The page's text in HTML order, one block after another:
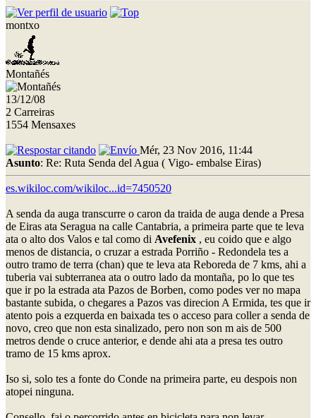
montxo
Montañés
13/12/08
2 Carreiras
1554 Mensaxes
Mér, 23 Nov 2016, 11:44
Asunto: Re: Ruta Senda del Agua ( Vigo- embalse Eiras)
es.wikiloc.com/wikiloc...id=7450520
A senda da auga transcurre o caron da traida de auga dende a Presa
de Eiras ata Seragua na calle Cantabria, a primeira parte que te leva
ata o alto dos Valos e tal como di Avefenix , eu coido que e algo
menos de distancia, o cruzar a estrada Porriño - Redondela tes a
outro tramo de terra (chan) que te leva ata Reboreda de 7 kms, ahi a
tuberia vai subterranea ata o outro lado da montaña, po lo que tes
que ir po la estrada ata Pazos de Borben, como podes ver no mapa
bastante subida, o chegares a Pazos vas direcion A Ermida, tes que ir
atento pois a ezquerda en baixada tes o acceso para coller a senda de
novo, creo que non esta sinalizado, pero non son m ais de 500
metros dende o cruce anterior, e dende ahi ata a presa tes outro
tramo de 15 kms aprox.
Iso si, solo tes a fonte do Conde na primeira parte, eu despois non
atopei ninguna.